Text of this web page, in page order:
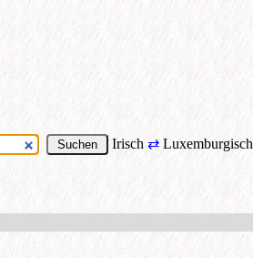
Irisch ⇄ Luxemburgisch